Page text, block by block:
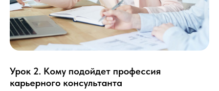
Урок 2. Кому подойдет профессия
карьерного консультанта